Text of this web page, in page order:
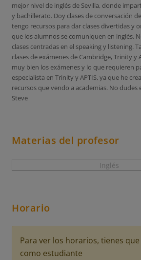
mejor nivel de inglés de Sevilla, donde
y bachillerato. Doy clases de conversación
tengo recursos para dar clases divertidas y
que los alumnos se comuniquen en inglés.
clases centradas en el speaking y listening.
clases de exámenes de Cambridge, Trinity y
muy bien los exámenes y lo que requieren
especialista en Trinity y APTIS, ya que he
recursos que vendo a academias. No
Steve
Materias del profesor
Inglés
Horario
Para ver los horarios, tienes
como estudiante